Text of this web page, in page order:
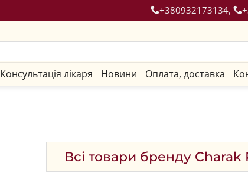
+380932173134,
Консультація лікаря Новини Оплата, доставка
Всі товари бренду Charak